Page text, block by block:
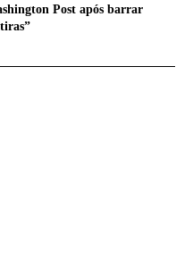
Post após barrar